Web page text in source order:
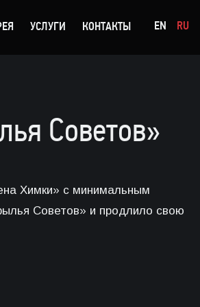
УСЛУГИ КОНТАКТЫ EN RU
Советов»
Химки» с минимальным
Советов» и продлило свою